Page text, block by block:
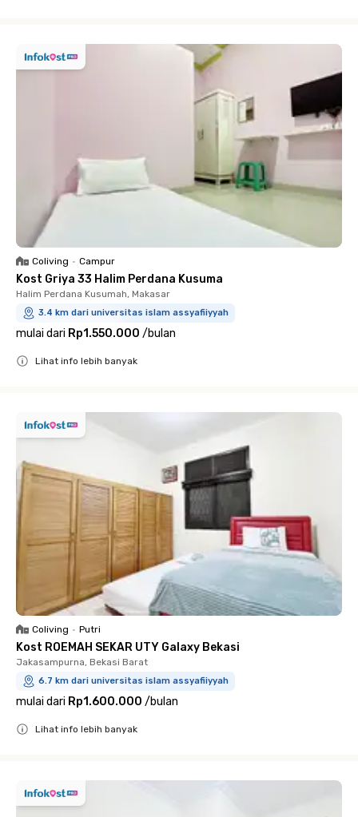
Coliving • Campur
Kost Griya 33 Halim Perdana Kusuma
Halim Perdana Kusumah, Makasar
3.4 km dari universitas islam assyafiiyyah
mulai dari Rp1.550.000 /bulan
Lihat info lebih banyak
Coliving • Putri
Kost ROEMAH SEKAR UTY Galaxy Bekasi
Jakasampurna, Bekasi Barat
6.7 km dari universitas islam assyafiiyyah
mulai dari Rp1.600.000 /bulan
Lihat info lebih banyak